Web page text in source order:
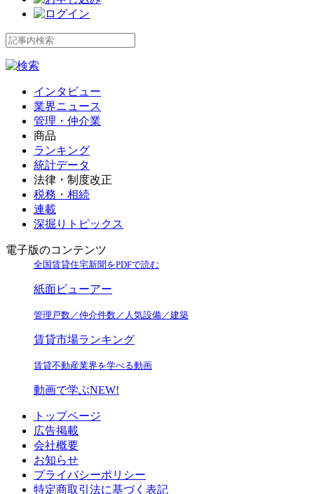
インタビュー
業界ニュース
管理・仲介業
商品
ランキング
統計データ
法律・制度改正
税務・相続
連載
深掘りトピックス
電子版のコンテンツ
全国賃貸住宅新聞をPDFで読む
紙面ビューアー
管理戸数／仲介件数／人気設備／建築
賃貸市場ランキング
賃貸不動産業界を学べる動画
動画で学ぶNEW!
トップページ
広告掲載
会社概要
お知らせ
プライバシーポリシー
特定商取引法に基づく表記